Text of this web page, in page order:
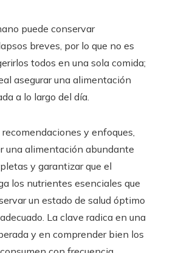
puede conservar
breves, por lo que no es
todos en una sola comida;
asegurar una alimentación
a lo largo del día.
y enfoques,
una alimentación abundante
y garantizar que el
los nutrientes esenciales que
un estado de salud óptimo
La clave radica en una
y en comprender bien los